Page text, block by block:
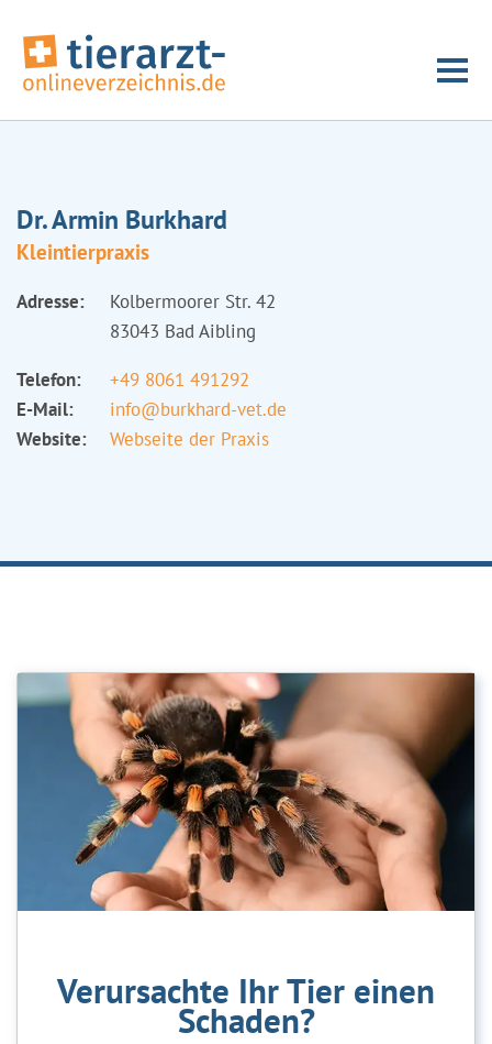
Dr. Armin Burkhard
Kleintierpraxis
Adresse:
Kolbermoorer Str. 42
83043 Bad Aibling
Telefon:
+49 8061 491292
E-Mail:
info@burkhard-vet.de
Website:
Webseite der Praxis
Verursachte Ihr Tier einen
Schaden?